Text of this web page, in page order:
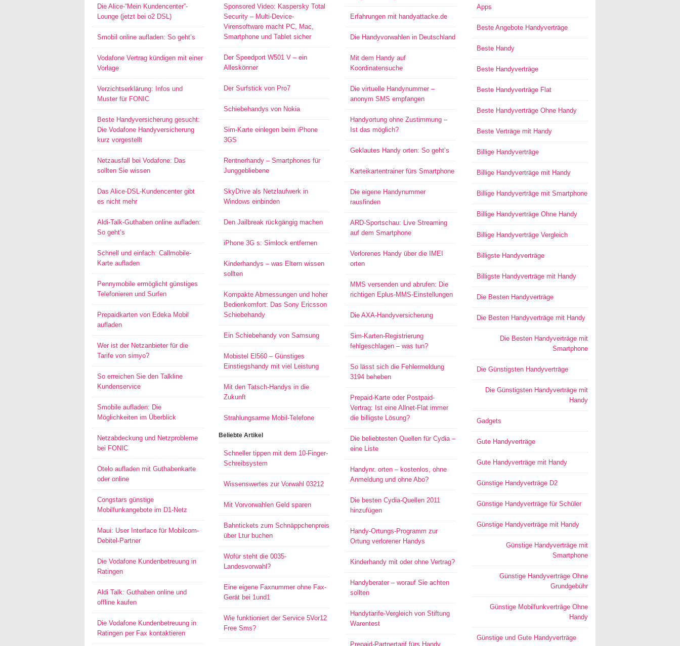
Die Alice-“Mein Kundencenter”-
Lounge (jetzt bei o2 DSL)
Smobil online aufladen: So geht’s
Vodafone Vertrag kündigen mit einer
Vorlage
Verzichtserklärung: Infos und
Muster für FONIC
Beste Handyversicherung gesucht:
Die Vodafone Handyversicherung
kurz vorgestellt
Netzausfall bei Vodafone: Das
sollten Sie wissen
Das Alice-DSL-Kundencenter gibt
es nicht mehr
Aldi-Talk-Guthaben online aufladen:
So geht’s
Schnell und einfach: Callmobile-
Karte aufladen
Pennymobile ermöglicht günstiges
Telefonieren und Surfen
Prepaidkarten von Edeka Mobil
aufladen
Wer ist der Netzanbieter für die
Tarife von simyo?
So erreichen Sie den Talkline
Kundenservice
Smobile aufladen: Die
Möglichkeiten im Überblick
Netzabdeckung und Netzprobleme
bei FONIC
Otelo aufladen mit Guthabenkarte
oder online
Congstars günstige
Mobilfunkangebote im D1-Netz
Maui: User Interface für Mobilcom-
Debitel-Partner
Die Vodafone Kundenbetreuung in
Ratingen
Aldi Talk: Guthaben online und
offline kaufen
Die Vodafone Kundenbetreuung in
Ratingen per Fax kontaktieren
Sponsored Video: Kaspersky Total
Security – Multi-Device-
Virensoftware macht PC, Mac,
Smartphone und Tablet sicher
Der Speedport W501 V – ein
Alleskönner
Der Surfstick von Pro7
Schiebehandys von Nokia
Sim-Karte einlegen beim iPhone
3GS
Rentnerhandy – Smartphones für
Junggebliebene
SkyDrive als Netzlaufwerk in
Windows einbinden
Den Jailbreak rückgängig machen
iPhone 3G s: Simlock entfernen
Kinderhandys – was Eltern wissen
sollten
Kompakte Abmessungen und hoher
Bedienkomfort: Das Sony Ericsson
Schiebehandy
Ein Schiebehandy von Samsung
Mobistel El560 – Günstiges
Einstiegshandy mit viel Leistung
Mit den Tatsch-Handys in die
Zukunft
Strahlungsarme Mobil-Telefone
Beliebte Artikel
Schneller tippen mit dem 10-Finger-
Schreibsystem
Wissenswertes zur Vorwahl 03212
Mit Vorvorwahlen Geld sparen
Bahntickets zum Schnäppchenpreis
über Ltur buchen
Wofür steht die 0035-
Landesvorwahl?
Eine eigene Faxnummer ohne Fax-
Gerät bei 1und1
Wie funktioniert der Service 5Vor12
Free Sms?
Erfahrungen mit handyattacke.de
Die Handyvorwahlen in Deutschland
Mit dem Handy auf
Koordinatensuche
Die virtuelle Handynummer –
anonym SMS empfangen
Handyortung ohne Zustimmung –
Ist das möglich?
Geklautes Handy orten: So geht’s
Karteikartentrainer fürs Smartphone
Die eigene Handynummer
rausfinden
ARD-Sportschau: Live Streaming
auf dem Smartphone
Verlorenes Handy über die IMEI
orten
MMS versenden und abrufen: Die
richtigen Eplus-MMS-Einstellungen
Die AXA-Handyversicherung
Sim-Karten-Registrierung
fehlgeschlagen – was tun?
So lässt sich die Fehlermeldung
3194 beheben
Prepaid-Karte oder Postpaid-
Vertrag: Ist eine Allnet-Flat immer
die billigste Lösung?
Die beliebtesten Quellen für Cydia –
eine Liste
Handynr. orten – kostenlos, ohne
Anmeldung und ohne Abo?
Die besten Cydia-Quellen 2011
hinzufügen
Handy-Ortungs-Programm zur
Ortung verlorener Handys
Kinderhandy mit oder ohne Vertrag?
Handyberater – worauf Sie achten
sollten
Handytarife-Vergleich von Stiftung
Warentest
Prepaid-Partnertarif fürs Handy
Apps
Beste Angebote Handyverträge
Beste Handy
Beste Handyverträge
Beste Handyverträge Flat
Beste Handyverträge Ohne Handy
Beste Verträge mit Handy
Billige Handyverträge
Billige Handyverträge mit Handy
Billige Handyverträge mit Smartphone
Billige Handyverträge Ohne Handy
Billige Handyverträge Vergleich
Billigste Handyverträge
Billigste Handyverträge mit Handy
Die Besten Handyverträge
Die Besten Handyverträge mit Handy
Die Besten Handyverträge mit
Smartphone
Die Günstigsten Handyverträge
Die Günstigsten Handyverträge mit
Handy
Gadgets
Gute Handyverträge
Gute Handyverträge mit Handy
Günstige Handyverträge D2
Günstige Handyverträge für Schüler
Günstige Handyverträge mit Handy
Günstige Handyverträge mit
Smartphone
Günstige Handyverträge Ohne
Grundgebühr
Günstige Mobilfunkverträge Ohne
Handy
Günstige und Gute Handyverträge